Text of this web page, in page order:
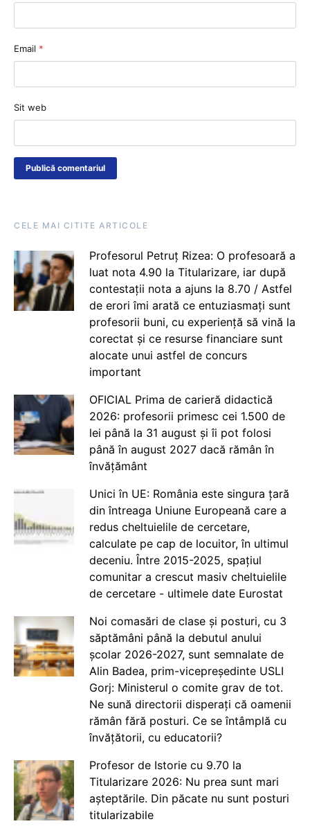
Email *
Sit web
CELE MAI CITITE ARTICOLE
Profesorul Petruț Rizea: O profesoară a
luat nota 4.90 la Titularizare, iar după
contestații nota a ajuns la 8.70 / Astfel
de erori îmi arată ce entuziasmați sunt
profesorii buni, cu experiență să vină la
corectat și ce resurse financiare sunt
alocate unui astfel de concurs
important
OFICIAL Prima de carieră didactică
2026: profesorii primesc cei 1.500 de
lei până la 31 august și îi pot folosi
până în august 2027 dacă rămân în
învățământ
Unici în UE: România este singura țară
din întreaga Uniune Europeană care a
redus cheltuielile de cercetare,
calculate pe cap de locuitor, în ultimul
deceniu. Între 2015-2025, spațiul
comunitar a crescut masiv cheltuielile
de cercetare - ultimele date Eurostat
Noi comasări de clase și posturi, cu 3
săptămâni până la debutul anului
școlar 2026-2027, sunt semnalate de
Alin Badea, prim-vicepreședinte USLI
Gorj: Ministerul o comite grav de tot.
Ne sună directorii disperați că oamenii
rămân fără posturi. Ce se întâmplă cu
învățătorii, cu educatorii?
Profesor de Istorie cu 9.70 la
Titularizare 2026: Nu prea sunt mari
așteptările. Din păcate nu sunt posturi
titularizabile